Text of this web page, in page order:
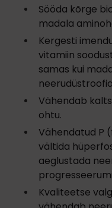
Sööda kõrge
madala
Kergesti
vitamiin
samas kui
Vähendab
ohtu.
Vähendatud P
vältida
aeglustada
Kvaliteetse